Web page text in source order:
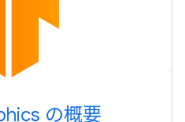
の概要